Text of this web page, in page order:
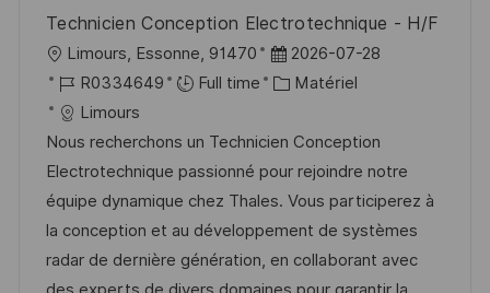
o
n
c
h
a
e
d
u
p
o
s
t
e
Technicien Conception Electrotechnique - H/F
o
c
a
l
i
s
a
t
Limours, Essonne, 91470
D
a
e
d
’
a
f
f
2026-07-28
R
é
f
é
r
e
n
c
R0334649 Full time
C
t
é
g
o
r
i
Matériel
Limours
Nous recherchons un Technicien Conception
Electrotechnique passionné pour rejoindre notre
équipe dynamique chez Thales. Vous participerez à
la conception et au développement de systèmes
radar de dernière génération, en collaborant avec